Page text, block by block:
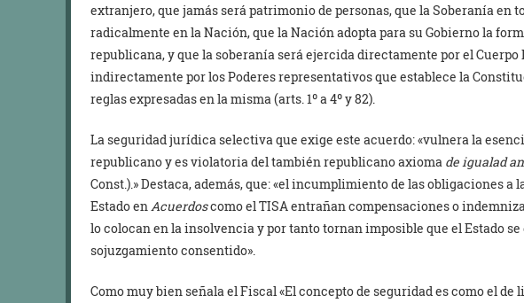
extranjero, que jamás será patrimonio de personas, que la Soberanía en
radicalmente en la Nación, que la Nación adopta para su Gobierno la
republicana, y que la soberanía será ejercida directamente por el Cuerpo
indirectamente por los Poderes representativos que establece la
reglas expresadas en la misma (arts. 1º a 4º y 82).
La seguridad jurídica selectiva que exige este acuerdo: «vulnera la
republicano y es violatoria del también republicano axioma de igualad
Const.).» Destaca, además, que: «el incumplimiento de las obligaciones a
Estado en Acuerdoscomo el TISA entrañan compensaciones o
lo colocan en la insolvencia y por tanto tornan imposible que el Estado se
sojuzgamiento consentido».
Como muy bien señala el Fiscal «El concepto de seguridad es como el de